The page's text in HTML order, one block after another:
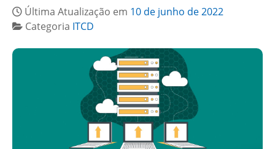
Última Atualização em 10 de junho de 2022
Categoria ITCD